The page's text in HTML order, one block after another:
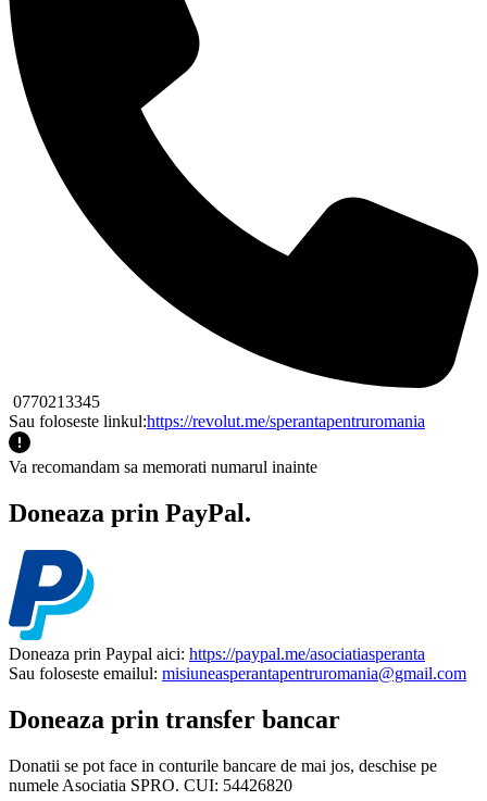
0770213345
Sau foloseste linkul:https://revolut.me/sperantapentruromania
Va recomandam sa memorati numarul inainte
Doneaza prin PayPal.
Doneaza prin Paypal aici: https://paypal.me/asociatiasperanta
Sau foloseste emailul: misiuneasperantapentruromania@gmail.com
Doneaza prin transfer bancar
Donatii se pot face in conturile bancare de mai jos, deschise pe
numele Asociatia SPRO. CUI: 54426820